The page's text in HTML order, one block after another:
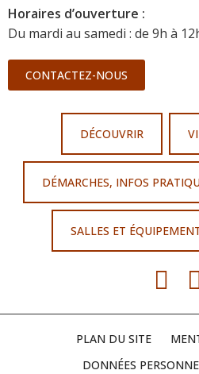
Horaires d’ouverture :
Du mardi au samedi : de 9h à
CONTACTEZ-NOUS
DÉCOUVRIR
DÉMARCHES, INFOS
SALLES ET
PLAN DU SITE
DONNÉES